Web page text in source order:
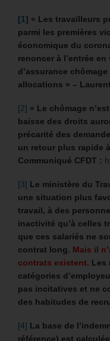
[1] « Les travailleurs
parmi les premières
économique du
renoncer à l’entrée en
d’assurance
allocations » –
[2] « Le chômage
baisse des droits
précarité des
un retour plus rapide
Communiqué CFDT :
[3] Le ministère du
une situation plus
travail, à des
inactivité qu’à celles
que ces salariés ne
contrat long. Mais il
contrats existent. Les
catégories
pas incitatives et ne
des habitudes de
[4] La base de
référence) est